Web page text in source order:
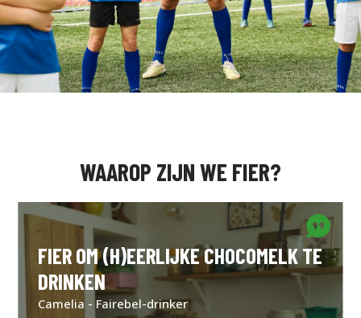
WAAROP ZIJN WE FIER?
FIER OM (H)EERLIJKE CHOCOMELK TE
DRINKEN
Camelia - Fairebel-drinker